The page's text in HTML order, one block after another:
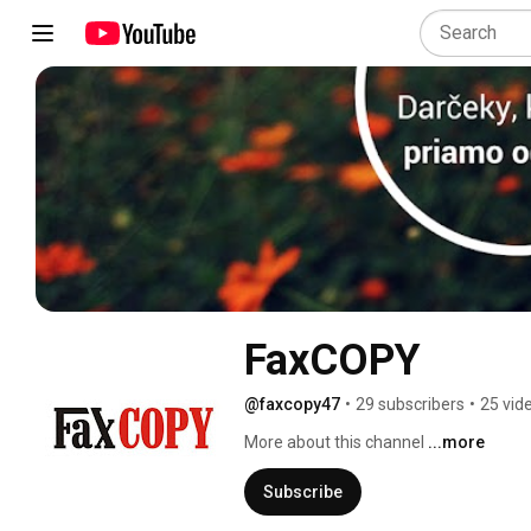
FaxCOPY
@faxcopy47 • 29 subscribers • 25
More about this channel ...more
Subscribe